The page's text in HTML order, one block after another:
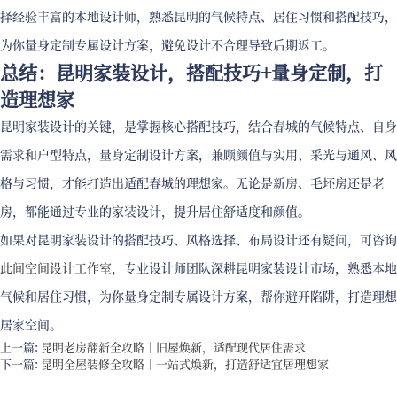
择经验丰富的本地设计师，熟悉昆明的气候特点、居住习惯和搭配技巧，
为你量身定制专属设计方案，避免设计不合理导致后期返工。
总结：昆明家装设计，搭配技巧+量身定制，打
造理想家
昆明家装设计的关键，是掌握核心搭配技巧，结合春城的气候特点、自身
需求和户型特点，量身定制设计方案，兼顾颜值与实用、采光与通风、风
格与习惯，才能打造出适配春城的理想家。无论是新房、毛坯房还是老
房，都能通过专业的家装设计，提升居住舒适度和颜值。
如果对昆明家装设计的搭配技巧、风格选择、布局设计还有疑问，可咨询
此间空间设计工作室，专业设计师团队深耕昆明家装设计市场，熟悉本地
气候和居住习惯，为你量身定制专属设计方案，帮你避开陷阱，打造理想
居家空间。
上一篇: 昆明老房翻新全攻略｜旧屋焕新，适配现代居住需求
下一篇: 昆明全屋装修全攻略｜一站式焕新，打造舒适宜居理想家